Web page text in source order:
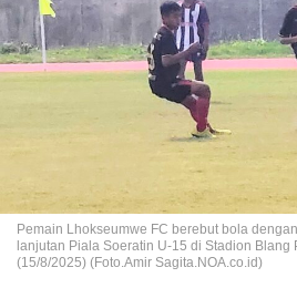
Pemain Lhokseumwe FC berebut bola
lanjutan Piala Soeratin U-15 di Stadion Blang
(15/8/2025) (Foto.Amir Sagita.NOA.co.id)